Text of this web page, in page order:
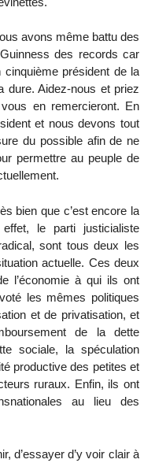
avons même battu des
des records car
président de la
dure. Aidez-nous et priez
en remercieront. En
et nous devons tout
du possible afin de ne
permettre au peuple de
bien que c’est encore la
le parti justicialiste
sont tous deux les
actuelle. Ces deux
l’économie à qui ils ont
les mêmes politiques
et de privatisation, et
de la dette
sociale, la spéculation
productive des petites et
ruraux. Enfin, ils ont
au lieu des
d’essayer d’y voir clair à